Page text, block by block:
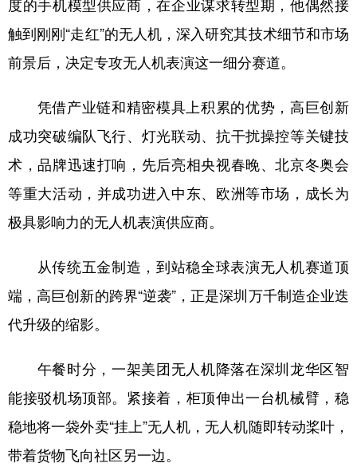
Deutsch Português
触到刚刚“走红”的无人机，深入研究其技术细节和市场
前景后，决定专攻无人机表演这一细分赛道。
凭借产业链和精密模具上积累的优势，高巨创新
成功突破编队飞行、灯光联动、抗干扰操控等关键技
术，品牌迅速打响，先后亮相央视春晚、北京冬奥会
等重大活动，并成功进入中东、欧洲等市场，成长为
极具影响力的无人机表演供应商。
从传统五金制造，到站稳全球表演无人机赛道顶
端，高巨创新的跨界“逆袭”，正是深圳万千制造企业迭
代升级的缩影。
午餐时分，一架美团无人机降落在深圳龙华区智
能接驳机场顶部。紧接着，柜顶伸出一台机械臂，稳
稳地将一袋外卖“挂上”无人机，无人机随即转动桨叶，
带着货物飞向社区另一边。